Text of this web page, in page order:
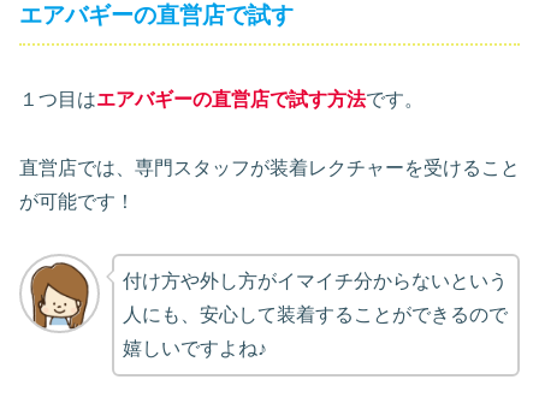
エアバギーの直営店で試す
１つ目はエアバギーの直営店で試す方法です。
直営店では、専門スタッフが装着レクチャーを受けること
が可能です！
付け方や外し方がイマイチ分からないという
人にも、安心して装着することができるので
嬉しいですよね♪